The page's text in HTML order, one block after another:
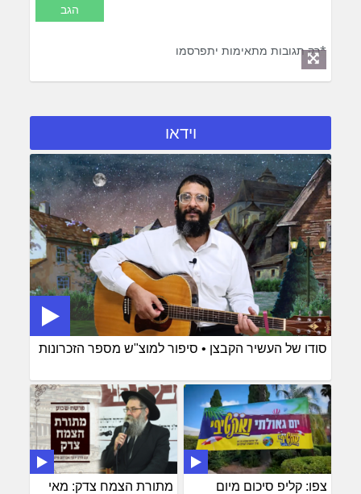
*רק תגובות מתאימות יתפרסמו
וידאו
סודו של העשיר הקבצן • סיפור למוצ"ש מספר הזכרונות
מתורת הצמח צדק: מאי
צפו: קליפ סיכום מיום